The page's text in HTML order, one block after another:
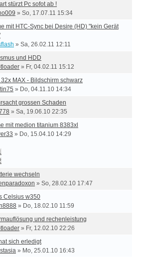
stürzt Pc sofot ab !
» So, 17.07.11 15:34
mit HTC-Sync bei Desire (HD) "kein Gerät
» Sa, 26.02.11 12:11
und HDD
» Fr, 04.02.11 15:12
MAX - Bildschirm schwarz
» Do, 04.11.10 14:34
grossen Schaden
» Sa, 19.06.10 22:35
mit medion titanium 8383xl
» Do, 15.04.10 14:29
wechseln
» So, 28.02.10 17:47
Celsius w350
» Do, 18.02.10 11:59
und rechenleistung
» Fr, 12.02.10 22:26
sich erledigt
» Mo, 25.01.10 16:43